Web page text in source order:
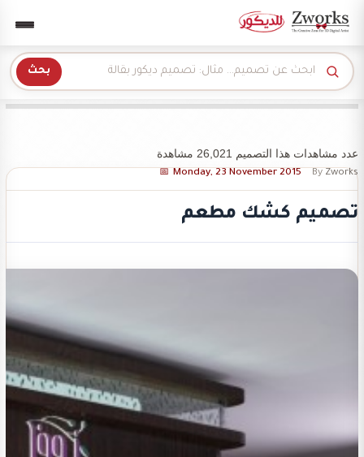
عدد مشاهدات هذا التصميم 26,021 مشاهدة
Monday, 23 November 2015 By Zworks
تصميم كشك مطعم
Zworks للديكور
بحث